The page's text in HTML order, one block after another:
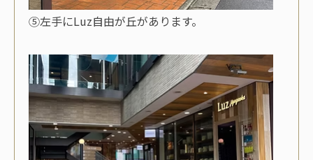
⑤左手にLuz自由が丘があります。